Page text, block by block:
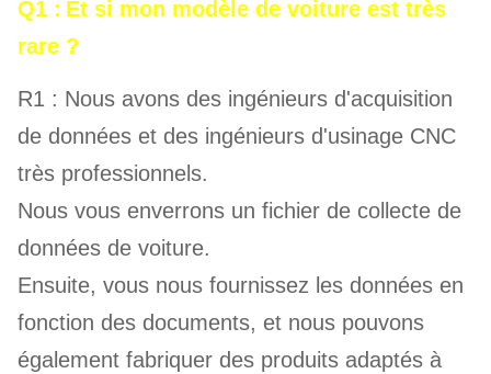
Q1 : Et si mon modèle de voiture est très
rare ?
R1 : Nous avons des ingénieurs d'acquisition
de données et des ingénieurs d'usinage CNC
très professionnels.
Nous vous enverrons un fichier de collecte de
données de voiture.
Ensuite, vous nous fournissez les données en
fonction des documents, et nous pouvons
également fabriquer des produits adaptés à